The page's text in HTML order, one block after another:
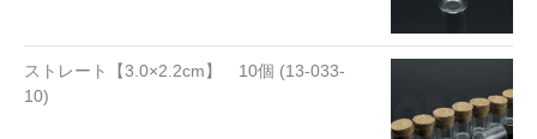
ストレート【3.0×2.2cm】 10個 (13-033-
10)